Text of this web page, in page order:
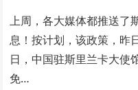
上周，各大媒体都推送了
息！按计划，该政策，昨
日，中国驻斯里兰卡大使
免…